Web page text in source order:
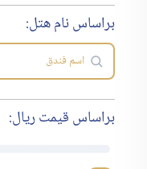
براساس نام هتل:
براساس قیمت ریال: